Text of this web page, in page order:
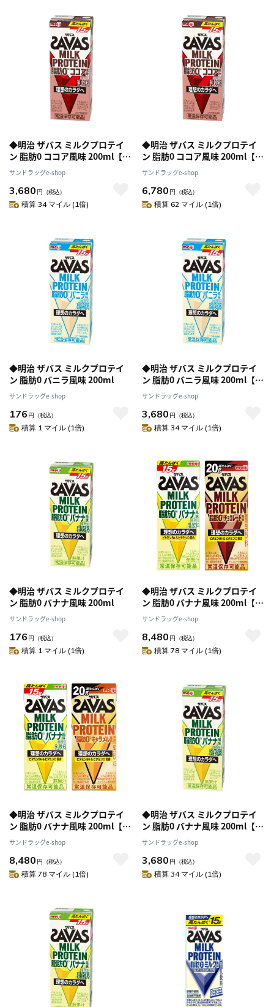
◆明治 ザバス ミルクプロテイ
ン 脂肪0 ココア風味 200ml【24
本セット】
サンドラッグe-shop
3,680 円 （税込）
積算 34 マイル (1倍)
◆明治 ザバス ミルクプロテイ
ン 脂肪0 ココア風味 200ml【48
本セット】
サンドラッグe-shop
6,780 円 （税込）
積算 62 マイル (1倍)
◆明治 ザバス ミルクプロテイ
ン 脂肪0 バニラ風味 200ml
サンドラッグe-shop
176 円 （税込）
積算 1 マイル (1倍)
◆明治 ザバス ミルクプロテイ
ン 脂肪0 バニラ風味 200ml【24
本セット】
サンドラッグe-shop
3,680 円 （税込）
積算 34 マイル (1倍)
◆明治 ザバス ミルクプロテイ
ン 脂肪0 バナナ風味 200ml
サンドラッグe-shop
176 円 （税込）
積算 1 マイル (1倍)
◆明治 ザバス ミルクプロテイ
ン 脂肪0 バナナ風味 200ml【24
本セット】+チョコレート風味
200ml【24本セット】
サンドラッグe-shop
8,480 円 （税込）
積算 78 マイル (1倍)
◆明治 ザバス ミルクプロテイ
ン 脂肪0 バナナ風味 200ml【24
本セット】+キャラメル風味
200ml【24本セット】
サンドラッグe-shop
8,480 円 （税込）
積算 78 マイル (1倍)
◆明治 ザバス ミルクプロテイ
ン 脂肪0 バナナ風味 200ml【24
本セット】
サンドラッグe-shop
3,680 円 （税込）
積算 34 マイル (1倍)